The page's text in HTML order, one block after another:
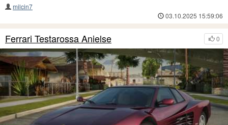
milcin7
03.10.2025 15:59:06
0
Ferrari Testarossa Anielse